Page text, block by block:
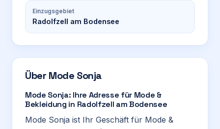
Einzugsgebiet
Radolfzell am Bodensee
Über Mode Sonja
Mode Sonja: Ihre Adresse für Mode &
Bekleidung in Radolfzell am Bodensee
Mode Sonja ist Ihr Geschäft für Mode &